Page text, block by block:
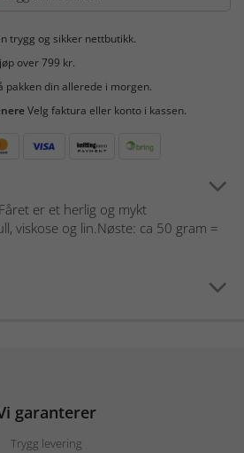
trygg og sikker nettbutikk.
over 799 kr.
pakken din allerede i morgen.
Velg faktura eller konto i kassen.
er et herlig og mykt
viskose og lin.Nøste: ca 50 gram =
garanterer
Trygg levering